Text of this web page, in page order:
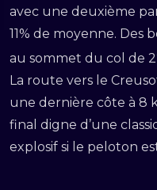
avec une deuxième
11% de moyenne. Des
au sommet du col de 2
La route vers le
une dernière côte à 8
final digne d’une
explosif si le peloton